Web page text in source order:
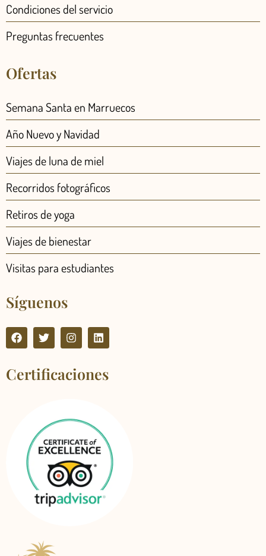
Condiciones del servicio
Preguntas frecuentes
Ofertas
Semana Santa en Marruecos
Año Nuevo y Navidad
Viajes de luna de miel
Recorridos fotográficos
Retiros de yoga
Viajes de bienestar
Visitas para estudiantes
Síguenos
Certificaciones